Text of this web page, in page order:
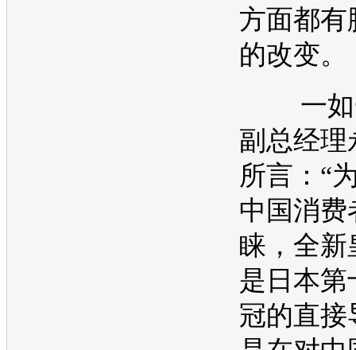
方面都有
的改变。
一如
副总经理
所言：“
中国消费
睐，全新
是日本第
冠的直接